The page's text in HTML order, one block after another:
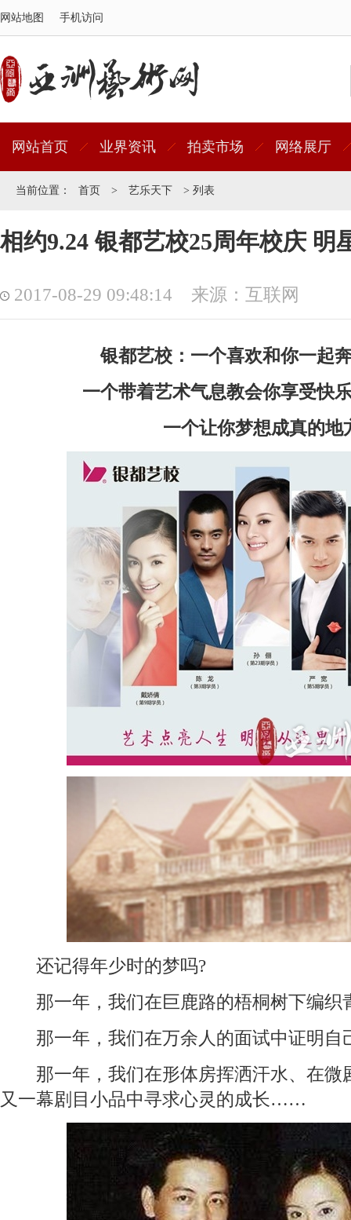
网站地图 手机访问
网站首页 业界资讯 拍卖市场 网络展厅
当前位置： 首页 > 艺乐天下 > 列表
相约9.24 银都艺校25周年校庆 明
2017-08-29 09:48:14 来源：互联网
银都艺校：一个喜欢和你一起
一个带着艺术气息教会你享受快
一个让你梦想成真的地
还记得年少时的梦吗?
那一年，我们在巨鹿路的梧桐树下编织
那一年，我们在万余人的面试中证明自
那一年，我们在形体房挥洒汗水、在微
又一幕剧目小品中寻求心灵的成长……